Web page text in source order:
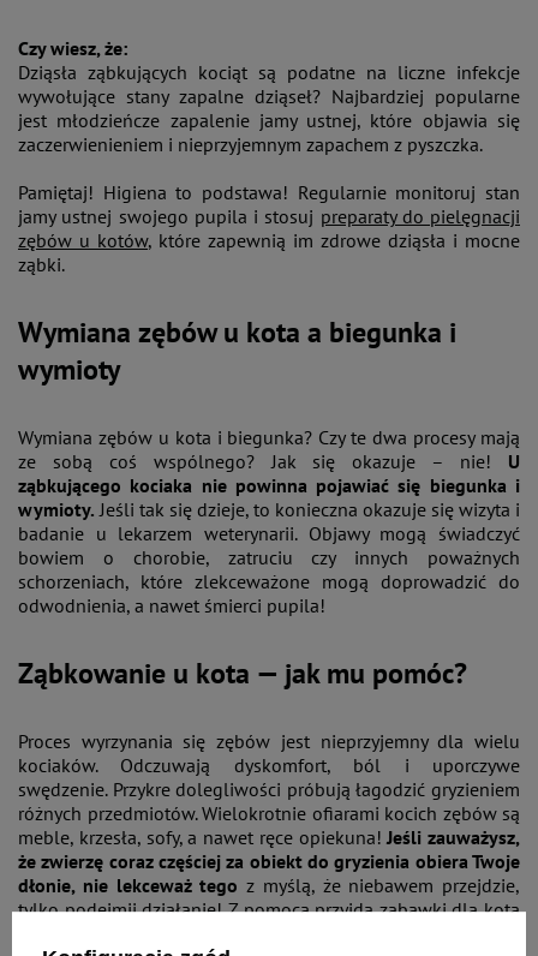
Czy wiesz, że:
Dziąsła ząbkujących kociąt są podatne na liczne infekcje
wywołujące stany zapalne dziąseł? Najbardziej popularne
jest młodzieńcze zapalenie jamy ustnej, które objawia się
zaczerwienieniem i nieprzyjemnym zapachem z pyszczka.
Pamiętaj! Higiena to podstawa! Regularnie monitoruj stan
jamy ustnej swojego pupila i stosuj preparaty do pielęgnacji
zębów u kotów, które zapewnią im zdrowe dziąsła i mocne
ząbki.
Wymiana zębów u kota a biegunka i
wymioty
Wymiana zębów u kota i biegunka? Czy te dwa procesy mają
ze sobą coś wspólnego? Jak się okazuje – nie! U
ząbkującego kociaka nie powinna pojawiać się biegunka i
wymioty. Jeśli tak się dzieje, to konieczna okazuje się wizyta i
badanie u lekarzem weterynarii. Objawy mogą świadczyć
bowiem o chorobie, zatruciu czy innych poważnych
schorzeniach, które zlekceważone mogą doprowadzić do
odwodnienia, a nawet śmierci pupila!
Ząbkowanie u kota — jak mu pomóc?
Proces wyrzynania się zębów jest nieprzyjemny dla wielu
kociaków. Odczuwają dyskomfort, ból i uporczywe
swędzenie. Przykre dolegliwości próbują łagodzić gryzieniem
różnych przedmiotów. Wielokrotnie ofiarami kocich zębów są
meble, krzesła, sofy, a nawet ręce opiekuna!Jeśli zauważysz,
że zwierzę coraz częściej za obiekt do gryzienia obiera Twoje
dłonie, nie lekceważ tego z myślą, że niebawem przejdzie,
tylko podejmij działanie! Z pomocą przyjdązabawki dla kota